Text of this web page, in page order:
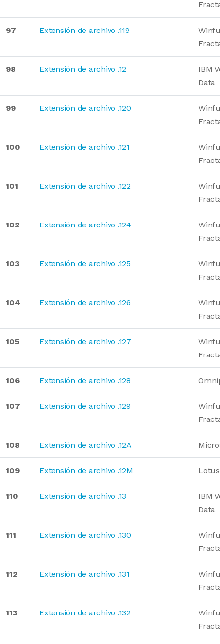
97 Extensión de archivo .119
98 Extensión de archivo .12
IBM
Data
99 Extensión de archivo .120
100 Extensión de archivo .121
101 Extensión de archivo .122
102 Extensión de archivo .124
103 Extensión de archivo .125
104 Extensión de archivo .126
105 Extensión de archivo .127
106 Extensión de archivo .128
107 Extensión de archivo .129
108 Extensión de archivo .12A
109 Extensión de archivo .12M
110 Extensión de archivo .13
IBM
Data
111 Extensión de archivo .130
112 Extensión de archivo .131
113 Extensión de archivo .132